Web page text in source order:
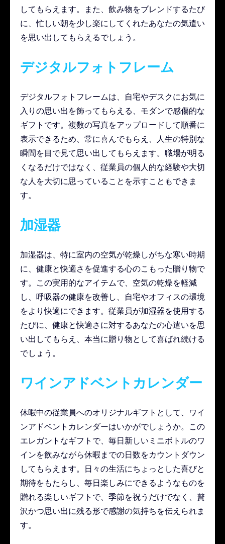
してもらえます。また、飲み物をブレンドするたび
に、忙しい朝を少し楽にしてくれたあなたの気遣い
を思い出してもらえるでしょう。
デジタルフォトフレーム
デジタルフォトフレームは、自宅やデスクにお気に
入りの思い出を飾ってもらえる、モダンで感傷的な
ギフトです。複数の写真をアップロードして順番に
表示できるため、常に喜んでもらえ、人生の特別な
瞬間を目で見て思い出してもらえます。職場が明る
くなるだけではなく、従業員の個人的な経験や大切
な人を大切に思っていることを示すこともできま
す。
加湿器
加湿器は、特に室内の空気が乾燥しがちな寒い時期
に、健康と快適さを促進する心のこもった贈り物で
す。この実用的なアイテムで、空気の乾燥を軽減
し、呼吸器の健康を改善し、自宅やオフィスの環境
をより快適にできます。従業員が加湿器を使用する
たびに、健康と快適さに対するあなたの心遣いを思
い出してもらえ、本当に贈り物として喜ばれ続ける
でしょう。
ワインアドベントカレンダー
休暇中の従業員へのオリジナルギフトとして、ワイ
ンアドベントカレンダーはいかがでしょうか。この
エレガントなギフトで、毎日新しいミニボトルのワ
インを飲みながら休暇までの日数をカウントダウン
してもらえます。日々の生活にちょっとした喜びと
期待をもたらし、毎日楽しみにできるようなものを
贈れる楽しいギフトで、季節を祝うだけでなく、贅
沢かつ思い出に残る形で感謝の気持ちを伝えられま
す。